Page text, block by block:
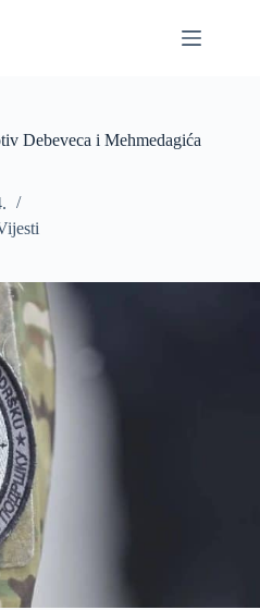
Debeveca i Mehmedagića